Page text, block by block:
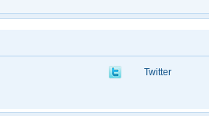
Twitter